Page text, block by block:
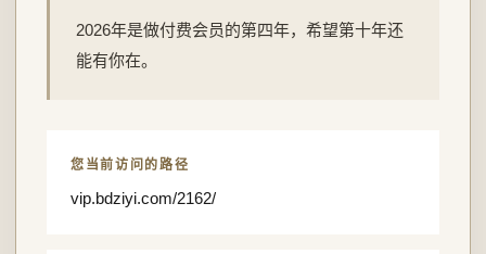
2026年是做付费会员的第四年，希望第十年还
能有你在。
您当前访问的路径
vip.bdziyi.com/2162/